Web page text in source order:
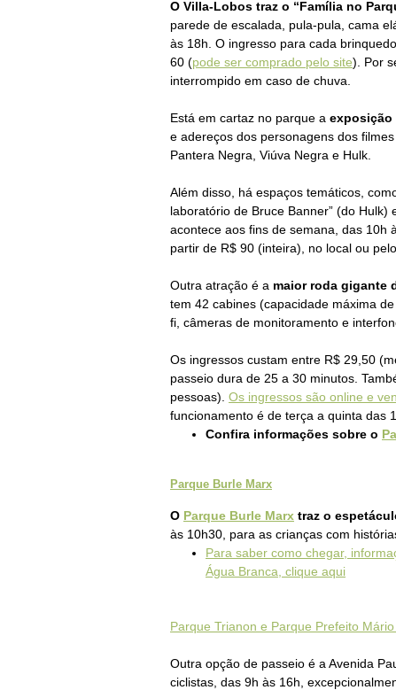
O Villa-Lobos traz o “Família no
parede de escalada, pula-pula, cama
às 18h. O ingresso para cada
60 (pode ser comprado pelo site). Por
interrompido em caso de chuva.
Está em cartaz no parque a exposição
e adereços dos personagens dos
Pantera Negra, Viúva Negra e Hulk.
Além disso, há espaços temáticos,
laboratório de Bruce Banner” (do Hulk)
acontece aos fins de semana, das 10h
partir de R$ 90 (inteira), no local ou pelo
Outra atração é a maior roda gigante
tem 42 cabines (capacidade máxima
fi, câmeras de monitoramento e
Os ingressos custam entre R$ 29,50
passeio dura de 25 a 30 minutos.
pessoas). Os ingressos são online e
funcionamento é de terça a quinta das
Confira informações sobre o
Parque Burle Marx
O Parque Burle Marx traz o
às 10h30, para as crianças com
Para saber como chegar,
Água Branca, clique aqui
Parque Trianon e Parque Prefeito
Outra opção de passeio é a Avenida
ciclistas, das 9h às 16h,